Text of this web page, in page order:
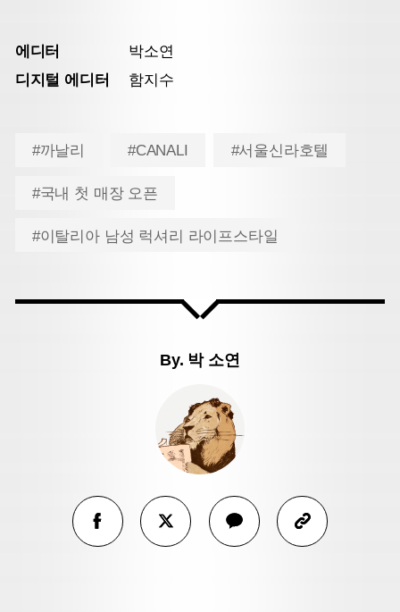
에디터
박소연
디지털 에디터
함지수
#까날리 #CANALI #서울신라호텔
#국내 첫 매장 오픈
#이탈리아 남성 럭셔리 라이프스타일
By. 박 소연